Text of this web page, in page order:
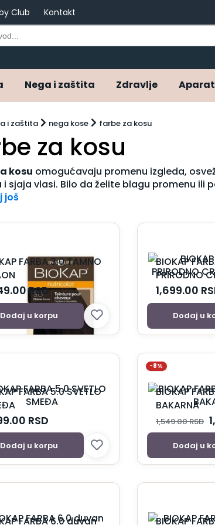
Club Kontakt
Nega i zaštita Zdravlje
i zaštita nega kose farbe za kosu
za kosu
kosu omogućavaju promenu izgleda,
i sjaja vlasi. Bilo da želite blagu promenu
još
FARBA 3.0 TAMNO
RSD
Dodaj u korpu
BIOKAP
PRIRODNO
1,699.00
Dodaj u
FARBA 5.0 SVETLO
RSD
Dodaj u korpu
-8%
BIOKAP
BAKARNA
1,549.00RSD
Dodaj u
FARBA 6.0 duvan
BIOKAP